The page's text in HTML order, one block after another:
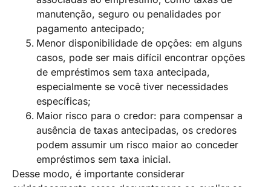
manutenção, seguro ou penalidades por
pagamento antecipado;
Menor disponibilidade de opções: em alguns
casos, pode ser mais difícil encontrar opções
de empréstimos sem taxa antecipada,
especialmente se você tiver necessidades
específicas;
Maior risco para o credor: para compensar a
ausência de taxas antecipadas, os credores
podem assumir um risco maior ao conceder
empréstimos sem taxa inicial.
Desse modo, é importante considerar